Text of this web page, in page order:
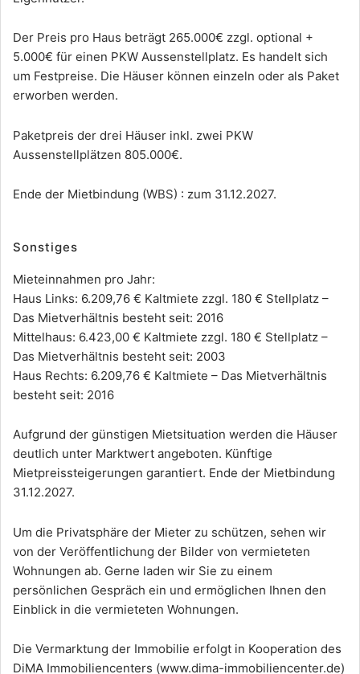
Der Preis pro Haus beträgt 265.000€ zzgl. optional +
5.000€ für einen PKW Aussenstellplatz. Es handelt sich
um Festpreise. Die Häuser können einzeln oder als Paket
erworben werden.
Paketpreis der drei Häuser inkl. zwei PKW
Aussenstellplätzen 805.000€.
Ende der Mietbindung (WBS) : zum 31.12.2027.
Sonstiges
Mieteinnahmen pro Jahr:
Haus Links: 6.209,76 € Kaltmiete zzgl. 180 € Stellplatz –
Das Mietverhältnis besteht seit: 2016
Mittelhaus: 6.423,00 € Kaltmiete zzgl. 180 € Stellplatz –
Das Mietverhältnis besteht seit: 2003
Haus Rechts: 6.209,76 € Kaltmiete – Das Mietverhältnis
besteht seit: 2016
Aufgrund der günstigen Mietsituation werden die Häuser
deutlich unter Marktwert angeboten. Künftige
Mietpreissteigerungen garantiert. Ende der Mietbindung
31.12.2027.
Um die Privatsphäre der Mieter zu schützen, sehen wir
von der Veröffentlichung der Bilder von vermieteten
Wohnungen ab. Gerne laden wir Sie zu einem
persönlichen Gespräch ein und ermöglichen Ihnen den
Einblick in die vermieteten Wohnungen.
Die Vermarktung der Immobilie erfolgt in Kooperation des
DiMA Immobiliencenters (www.dima-immobiliencenter.de)